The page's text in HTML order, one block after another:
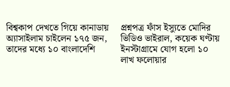
বিশ্বকাপ দেখতে গিয়ে কানাডায়
অ্যাসাইলাম চাইলেন ১৭৫ জন,
তাদের মধ্যে ১০ বাংলাদেশি
প্রশ্নপত্র ফাঁস ইস্যুতে মোদির
ভিডিও ভাইরাল, কয়েক ঘণ্টায়
ইনস্টাগ্রামে যোগ হলো ১০
লাখ ফলোয়ার